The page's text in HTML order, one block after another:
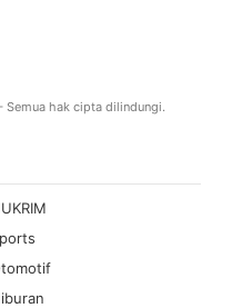
hak cipta dilindungi.